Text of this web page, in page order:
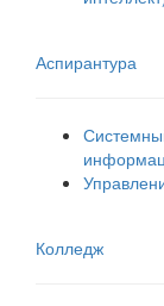
Аспирантура
Колледж